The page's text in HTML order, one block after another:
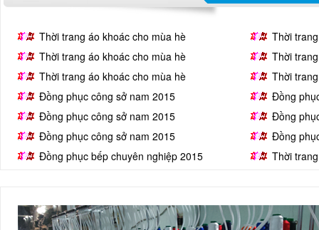
Thời trang áo khoác cho mùa hè
Thời
Thời trang áo khoác cho mùa hè
Thời
Thời trang áo khoác cho mùa hè
Thời
Đồng phục công sở nam 2015
Đồng
Đồng phục công sở nam 2015
Đồng
Đồng phục công sở nam 2015
Đồng
Đồng phục bếp chuyên nghiệp 2015
Thời